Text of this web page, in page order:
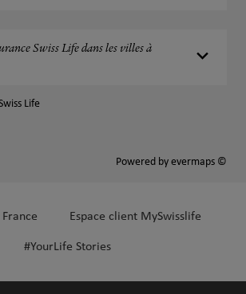
Swiss Life dans les villes à
Life
Powered by evermaps ©
Espace client MySwisslife
#YourLife Stories